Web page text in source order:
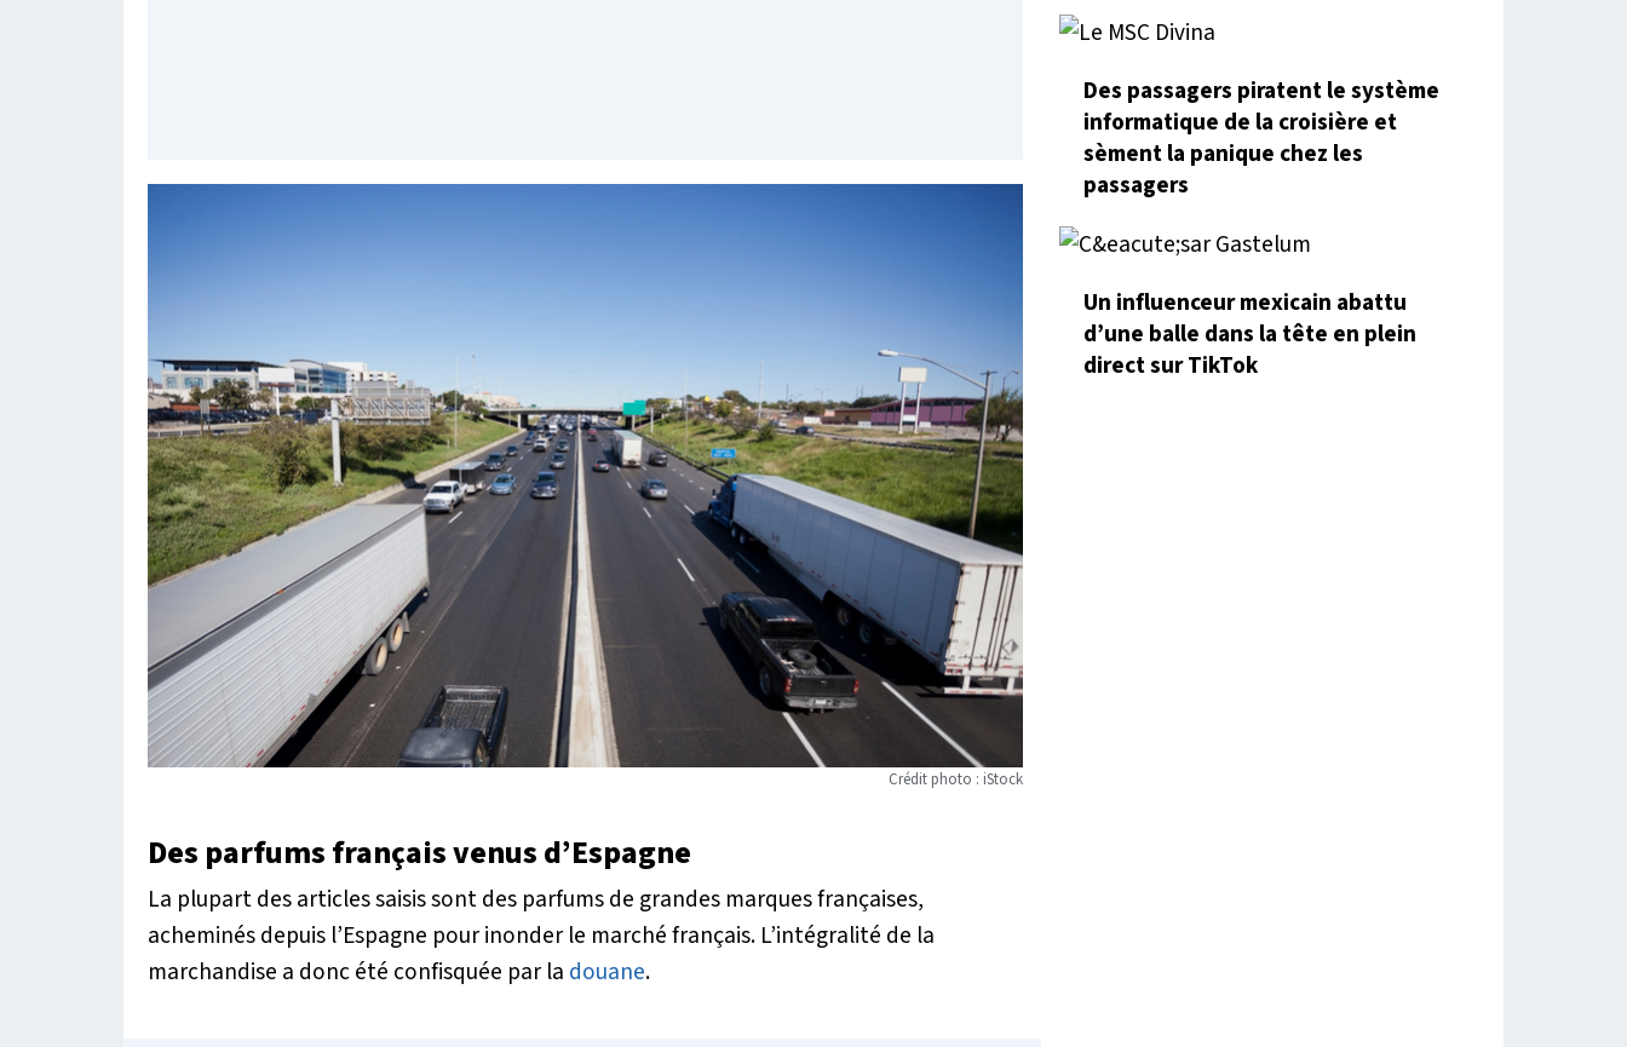
Crédit photo : iStock
Des parfums français venus d’Espagne
La plupart des articles saisis sont des parfums de grandes marques françaises,
acheminés depuis l’Espagne pour inonder le marché français. L’intégralité de la
marchandise a donc été confisquée par la douane.
Des passagers piratent le système
informatique de la croisière et
sèment la panique chez les
passagers
Un influenceur mexicain abattu
d’une balle dans la tête en plein
direct sur TikTok